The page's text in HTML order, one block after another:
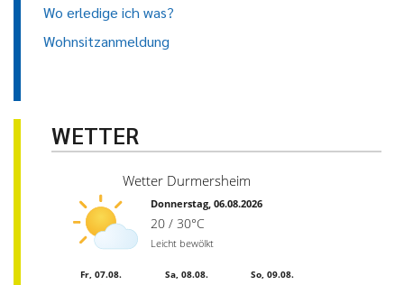
Wo erledige ich was?
Wohnsitzanmeldung
WETTER
Wetter Durmersheim
Donnerstag, 06.08.2026
20 / 30°C
Leicht bewölkt
Fr, 07.08. Sa, 08.08. So, 09.08.